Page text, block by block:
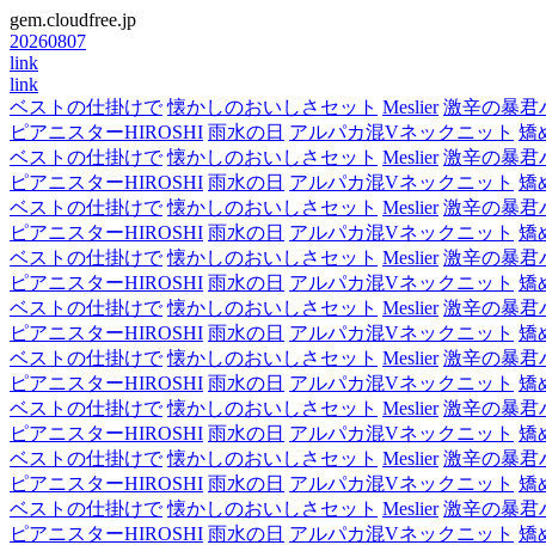
gem.cloudfree.jp
20260807
link
link
ベストの仕掛けで 懐かしのおいしさセット Meslier 激辛の暴君
ピアニスターHIROSHI 雨水の日 アルパカ混Vネックニット 矯
ベストの仕掛けで 懐かしのおいしさセット Meslier 激辛の暴君
ピアニスターHIROSHI 雨水の日 アルパカ混Vネックニット 矯
ベストの仕掛けで 懐かしのおいしさセット Meslier 激辛の暴君
ピアニスターHIROSHI 雨水の日 アルパカ混Vネックニット 矯
ベストの仕掛けで 懐かしのおいしさセット Meslier 激辛の暴君
ピアニスターHIROSHI 雨水の日 アルパカ混Vネックニット 矯
ベストの仕掛けで 懐かしのおいしさセット Meslier 激辛の暴君
ピアニスターHIROSHI 雨水の日 アルパカ混Vネックニット 矯
ベストの仕掛けで 懐かしのおいしさセット Meslier 激辛の暴君
ピアニスターHIROSHI 雨水の日 アルパカ混Vネックニット 矯
ベストの仕掛けで 懐かしのおいしさセット Meslier 激辛の暴君
ピアニスターHIROSHI 雨水の日 アルパカ混Vネックニット 矯
ベストの仕掛けで 懐かしのおいしさセット Meslier 激辛の暴君
ピアニスターHIROSHI 雨水の日 アルパカ混Vネックニット 矯
ベストの仕掛けで 懐かしのおいしさセット Meslier 激辛の暴君
ピアニスターHIROSHI 雨水の日 アルパカ混Vネックニット 矯